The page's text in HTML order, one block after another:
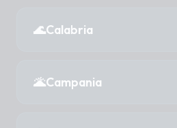
Pescara
📍 Dog Sitter in Basilicata →
🌊Calabria
📍 Dog Sitter in Calabria →
🌋Campania